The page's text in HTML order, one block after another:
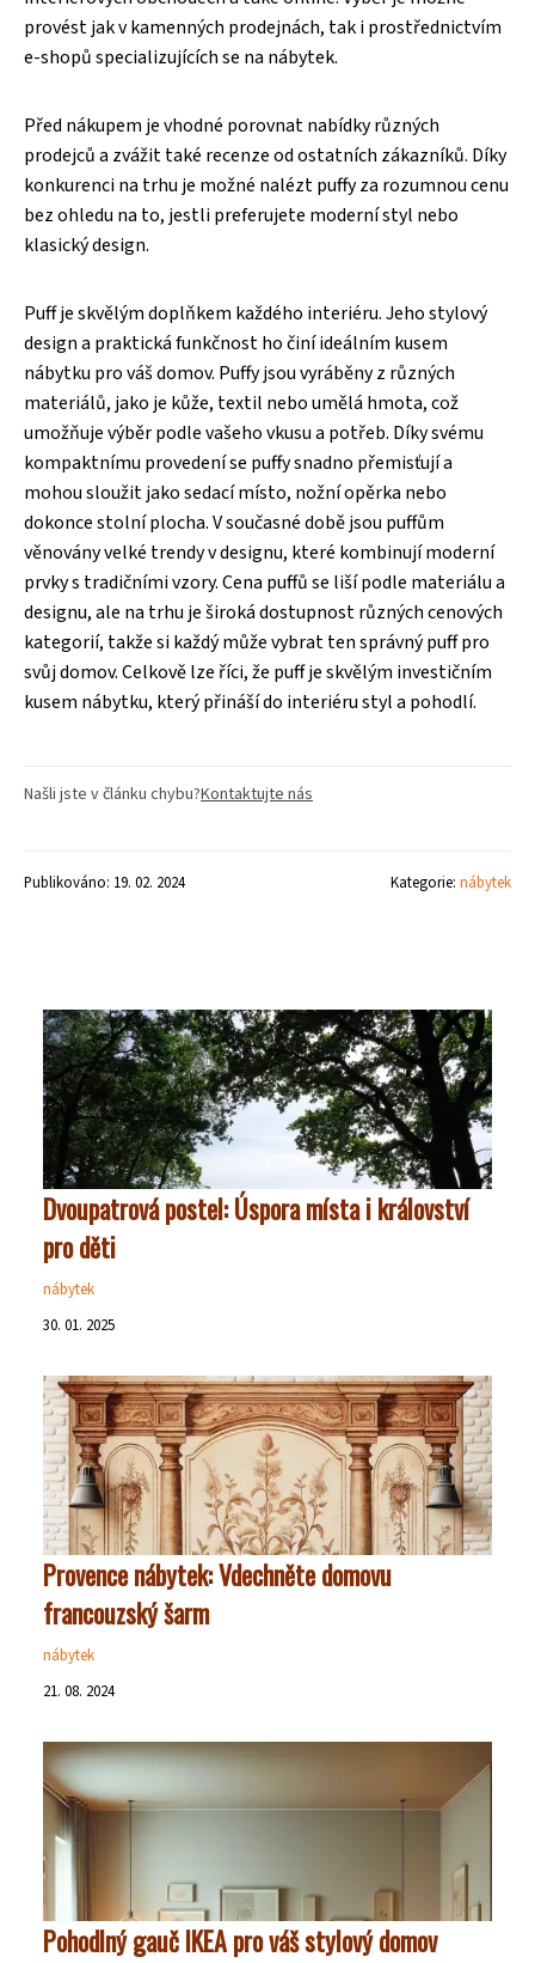
provést jak v kamenných prodejnách, tak i prostřednictvím
e-shopů specializujících se na nábytek.
Před nákupem je vhodné porovnat nabídky různých
prodejců a zvážit také recenze od ostatních zákazníků. Díky
konkurenci na trhu je možné nalézt puffy za rozumnou cenu
bez ohledu na to, jestli preferujete moderní styl nebo
klasický design.
Puff je skvělým doplňkem každého interiéru. Jeho stylový
design a praktická funkčnost ho činí ideálním kusem
nábytku pro váš domov. Puffy jsou vyráběny z různých
materiálů, jako je kůže, textil nebo umělá hmota, což
umožňuje výběr podle vašeho vkusu a potřeb. Díky svému
kompaktnímu provedení se puffy snadno přemisťují a
mohou sloužit jako sedací místo, nožní opěrka nebo
dokonce stolní plocha. V současné době jsou puffům
věnovány velké trendy v designu, které kombinují moderní
prvky s tradičními vzory. Cena puffů se liší podle materiálu a
designu, ale na trhu je široká dostupnost různých cenových
kategorií, takže si každý může vybrat ten správný puff pro
svůj domov. Celkově lze říci, že puff je skvělým investičním
kusem nábytku, který přináší do interiéru styl a pohodlí.
Našli jste v článku chybu?Kontaktujte nás
Publikováno: 19. 02. 2024 Kategorie: nábytek
Dvoupatrová postel: Úspora místa i království
pro děti
nábytek
30. 01. 2025
Provence nábytek: Vdechněte domovu
francouzský šarm
nábytek
21. 08. 2024
Pohodlný gauč IKEA pro váš stylový domov